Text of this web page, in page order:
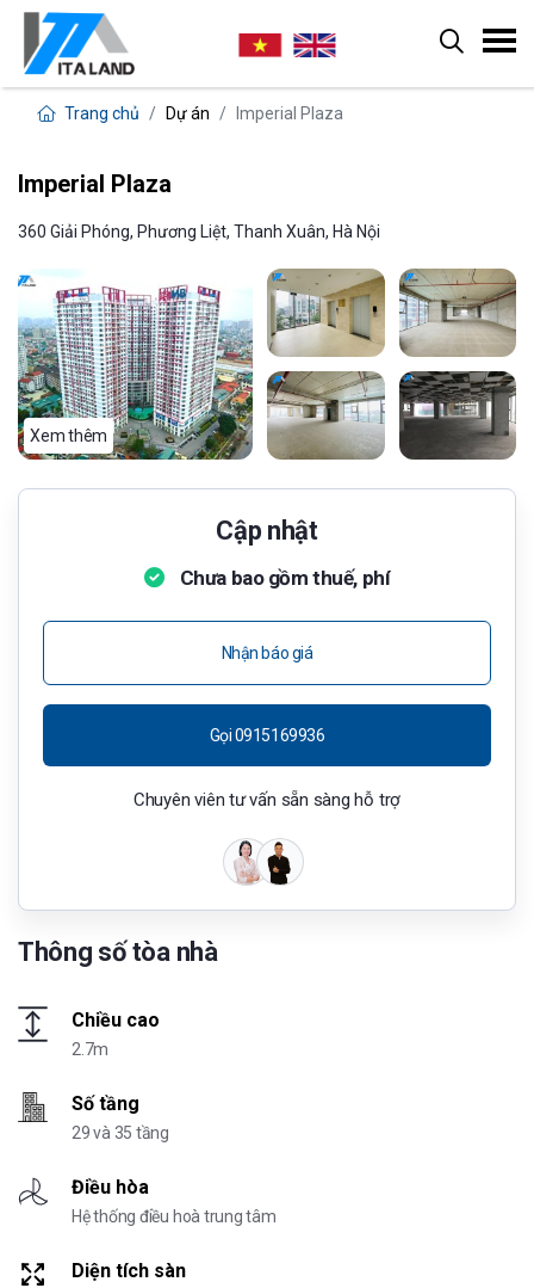
Trang chủ Dự án Imperial Plaza
Imperial Plaza
360 Giải Phóng, Phương Liệt, Thanh Xuân, Hà Nội
Xem thêm
Thông số tòa nhà
Chiều cao
2.7m
Số tầng
29 và 35 tầng
Điều hòa
Hệ thống điều hoà trung tâm
Diện tích sàn
Cập nhật
Chưa bao gồm thuế, phí
Nhận báo giá
Gọi 0915169936
Chuyên viên tư vấn sẵn sàng hỗ trợ